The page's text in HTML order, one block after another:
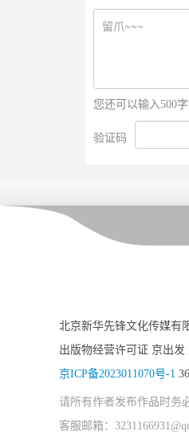
您还可以输入500
验证码
北京新华先锋文化传媒有
出版物经营许可证 京出发
京ICP备2023011070号-1
请所有作者发布作品时务
客服邮箱：